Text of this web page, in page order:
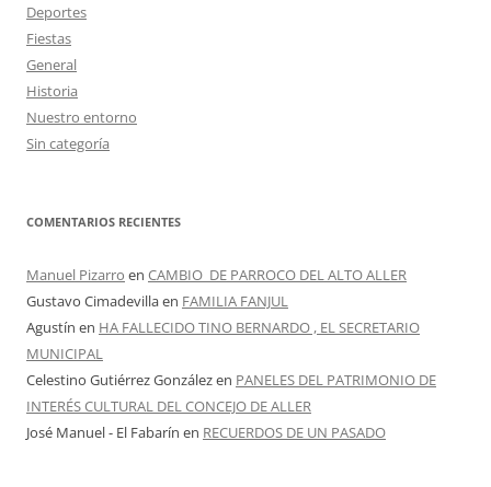
Deportes
Fiestas
General
Historia
Nuestro entorno
Sin categoría
COMENTARIOS RECIENTES
Manuel Pizarro en CAMBIO DE PARROCO DEL ALTO ALLER
Gustavo Cimadevillaen FAMILIA FANJUL
Agustín en HA FALLECIDO TINO BERNARDO , EL SECRETARIO
MUNICIPAL
Celestino Gutiérrez Gonzálezen PANELES DEL PATRIMONIO DE
INTERÉS CULTURAL DEL CONCEJO DE ALLER
José Manuel - El Fabarín en RECUERDOS DE UN PASADO